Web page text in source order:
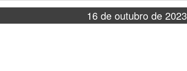
16 de outubro de 2023